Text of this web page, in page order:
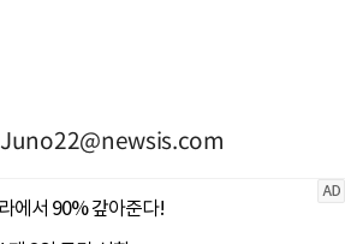
Juno22@newsis.com